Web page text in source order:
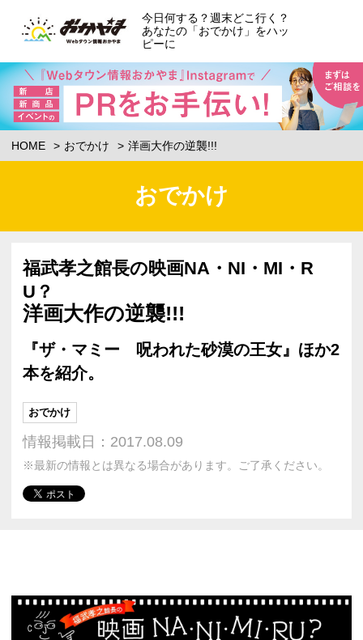
今日何する？週末どこ行く？
あなたの「おでかけ」をハッ
ピーに
HOME おでかけ 洋画大作の逆襲!!!
おでかけ
福武孝之館長の映画NA・NI・MI・R
U？
洋画大作の逆襲!!!
『ザ・マミー 呪われた砂漠の王女』ほか2
本を紹介。
おでかけ
情報掲載日：2017.08.09
※最新の情報とは異なる場合があります。ご了承ください。